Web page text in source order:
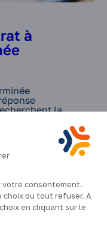
à
la
votre consentement.
choix ou tout refuser. A
en cliquant sur le